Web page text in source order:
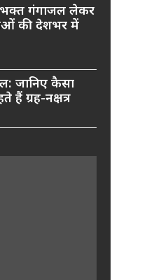
गंगाजल लेकर
की देशभर में
जानिए कैसा
हैं ग्रह-नक्षत्र